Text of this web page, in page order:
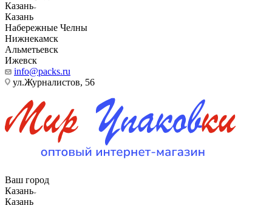
Казань
Казань
Набережные Челны
Нижнекамск
Альметьевск
Ижевск
info@packs.ru
ул.Журналистов, 56
Ваш город
Казань
Казань